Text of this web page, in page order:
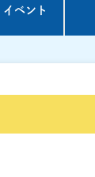
イベント